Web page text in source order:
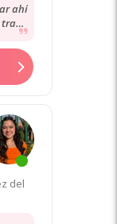
ahí
del